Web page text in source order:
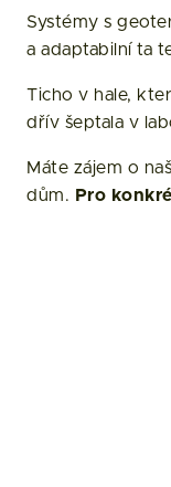
Systémy s
a adaptabilní ta
Ticho v hale,
dřív šeptala v
Máte zájem o
dům. Pro